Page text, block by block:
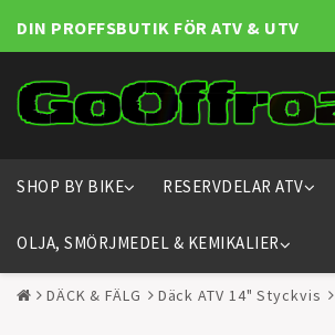
DIN PROFFSBUTIK FÖR ATV & UTV
SHOP BY BIKE RESERVDELAR ATV
OLJA, SMÖRJMEDEL & KEMIKALIER
DÄCK & FÄLG Däck ATV 14" Styckvis